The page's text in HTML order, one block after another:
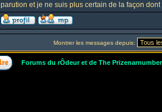
parution et je ne suis plus certain de la façon
Montrer les messages depuis:
Forums du rÔdeur et de The